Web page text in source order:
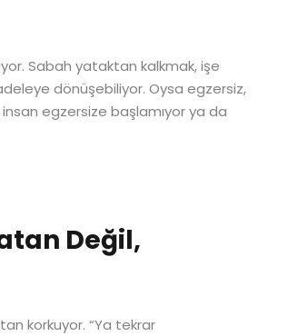
Sabah yataktan kalkmak, işe
dönüşebiliyor. Oysa egzersiz,
egzersize başlamıyor ya da
Değil,
korkuyor. “Ya tekrar